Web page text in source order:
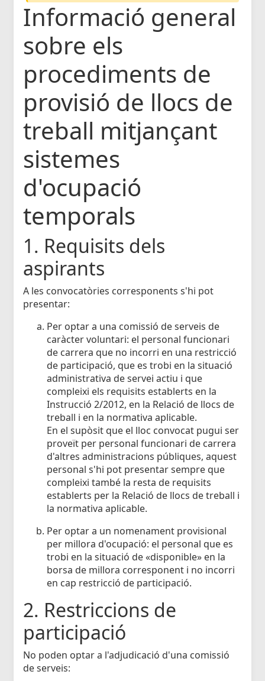
Informació general
sobre els
procediments de
provisió de llocs de
treball mitjançant
sistemes
d'ocupació
temporals
1. Requisits dels
aspirants
A les convocatòries corresponents s'hi pot
presentar:
Per optar a una comissió de serveis de
caràcter voluntari: el personal funcionari
de carrera que no incorri en una restricció
de participació, que es trobi en la situació
administrativa de servei actiu i que
compleixi els requisits establerts en la
Instrucció 2/2012, en la Relació de llocs de
treball i en la normativa aplicable.
En el supòsit que el lloc convocat pugui ser
proveït per personal funcionari de carrera
d'altres administracions públiques, aquest
personal s'hi pot presentar sempre que
compleixi també la resta de requisits
establerts per la Relació de llocs de treball i
la normativa aplicable.
Per optar a un nomenament provisional
per millora d'ocupació: el personal que es
trobi en la situació de «disponible» en la
borsa de millora corresponent i no incorri
en cap restricció de participació.
2. Restriccions de
participació
No poden optar a l'adjudicació d'una comissió
de serveis: